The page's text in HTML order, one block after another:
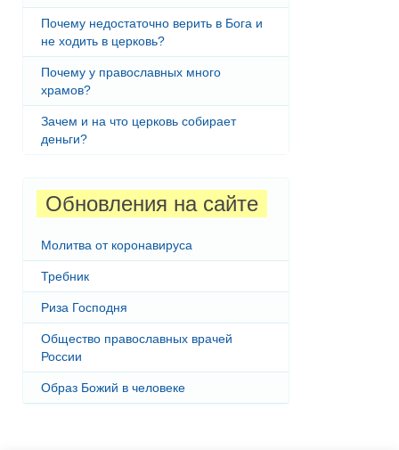
Почему недостаточно верить в Бога и
не ходить в церковь?
Почему у православных много
храмов?
Зачем и на что церковь собирает
деньги?
Обновления на сайте
Молитва от коронавируса
Требник
Риза Господня
Общество православных врачей
России
Образ Божий в человеке